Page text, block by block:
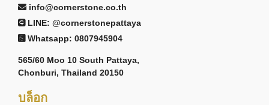
info@cornerstone.co.th
LINE: @cornerstonepattaya
Whatsapp: 0807945904
565/60 Moo 10 South Pattaya,
Chonburi, Thailand 20150
บล็อก